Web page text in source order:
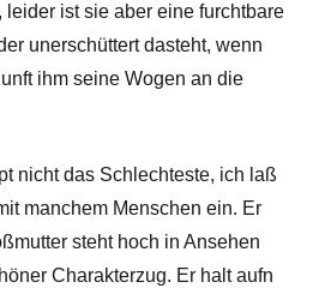
ist sie aber eine furchtbare
unerschüttert dasteht, wenn
ihm seine Wogen an die
nicht das Schlechteste, ich laß
manchem Menschen ein. Er
steht hoch in Ansehen
Charakterzug. Er halt aufn